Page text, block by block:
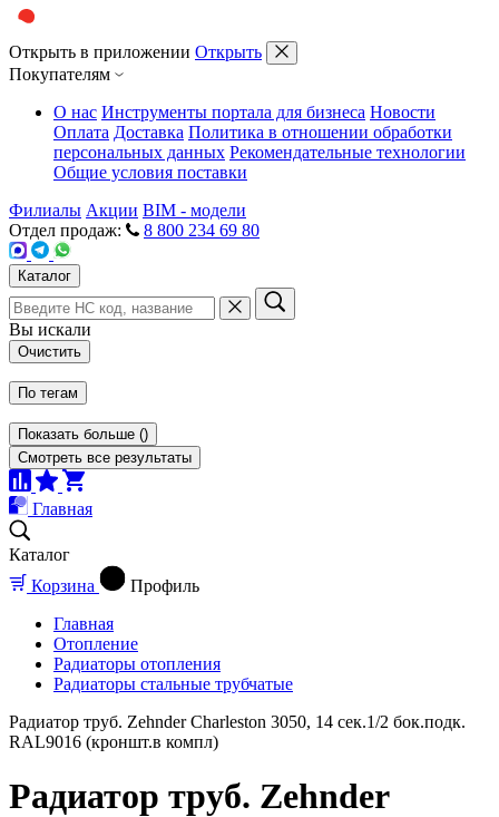
Открыть в приложении Открыть
Покупателям
О нас Инструменты портала для бизнеса Новости
Оплата Доставка Политика в отношении обработки
персональных данных Рекомендательные технологии
Общие условия поставки
Филиалы Акции BIM - модели
Отдел продаж:
8 800 234 69 80
Каталог
Вы искали
Очистить
По тегам
Показать больше ()
Смотреть все результаты
Главная
Каталог
Корзина
Профиль
Главная
Отопление
Радиаторы отопления
Радиаторы стальные трубчатые
Радиатор труб. Zehnder Charleston 3050, 14 сек.1/2 бок.подк.
RAL9016 (кроншт.в компл)
Радиатор труб. Zehnder